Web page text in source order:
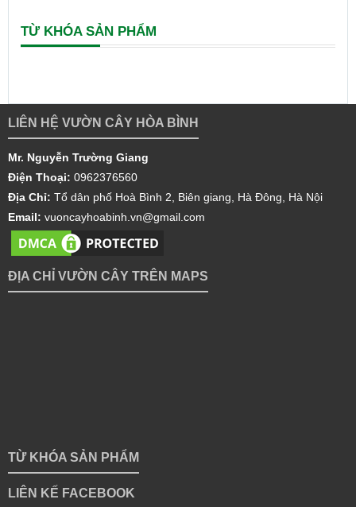
TỪ KHÓA SẢN PHẨM
LIÊN HỆ VƯỜN CÂY HÒA BÌNH
Mr. Nguyễn Trường Giang
Điện Thoại: 0962376560
Địa Chỉ: Tổ dân phố Hoà Bình 2, Biên giang, Hà Đông, Hà Nội
Email: vuoncayhoabinh.vn@gmail.com
ĐỊA CHỈ VƯỜN CÂY TRÊN MAPS
TỪ KHÓA SẢN PHẨM
LIÊN KẾ FACEBOOK